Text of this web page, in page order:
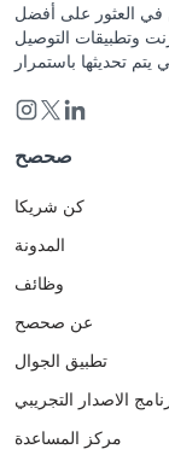
العثور على أفضل
وتطبيقات التوصيل
صحصح
كن شريكا
المدونة
وظائف
عن صحصح
تطبيق الجوال
الاصدار التجريبي
مركز المساعدة